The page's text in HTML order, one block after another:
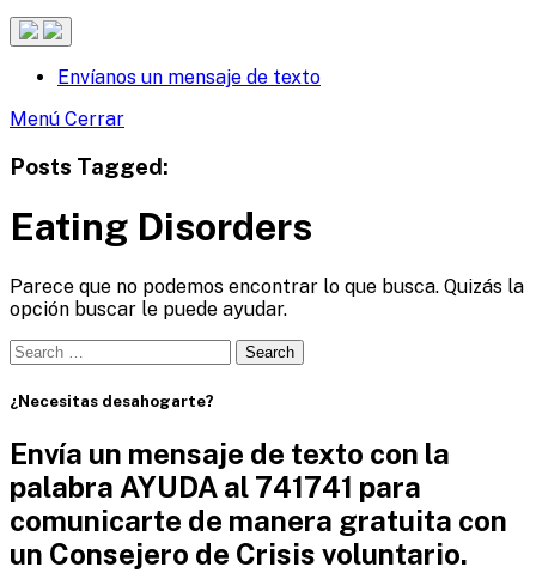
Buscar
Envíanos un mensaje de texto
Sitio
Menú CerrarMenú
Posts Tagged:
Eating Disorders
Parece que no podemos encontrar lo que busca. Quizás la
opción buscar le puede ayudar.
Search
for:
¿Necesitas desahogarte?
Envía un mensaje de texto con la
palabra AYUDA al 741741 para
comunicarte de manera gratuita con
un Consejero de Crisis voluntario.